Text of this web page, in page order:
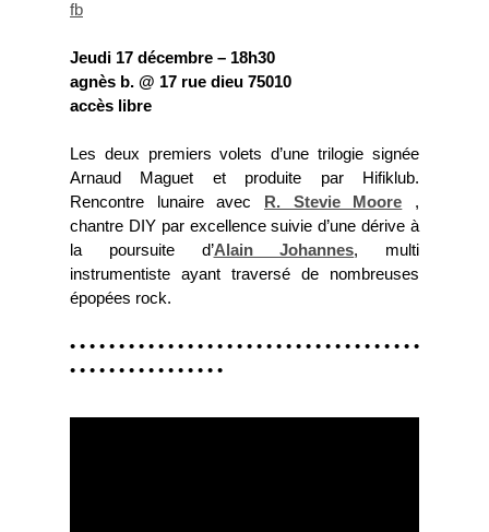
fb
Jeudi 17 décembre – 18h30
agnès b. @ 17 rue dieu 75010
accès libre
Les deux premiers volets d’une trilogie signée
Arnaud Maguet et produite par Hifiklub.
Rencontre lunaire avec
R. Stevie Moore ,
chantre DIY par excellence suivie d’une dérive à
la poursuite d’Alain Johannes, multi
instrumentiste ayant traversé de nombreuses
épopées rock.
• • • • • • • • • • • • • • • • • • • • • • • • • • • • • • • • • • • •
• • • • • • • • • • • • • • • •